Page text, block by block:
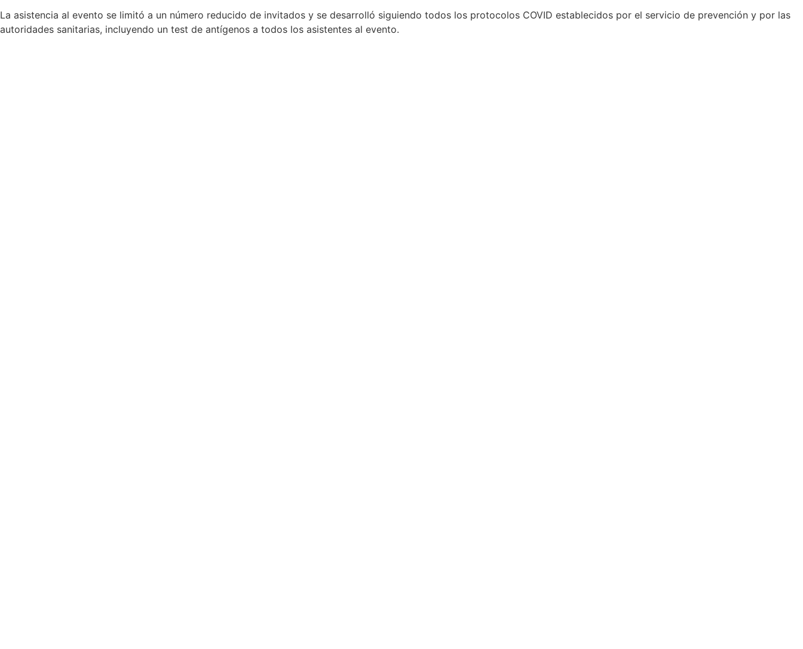
La asistencia al evento se limitó a un número reducido de invitados y se desarrolló siguiendo todos los protocolos COVID establecidos por el servicio de prevención y por las
autoridades sanitarias, incluyendo un test de antígenos a todos los asistentes al evento.